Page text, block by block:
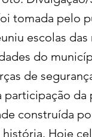
tomada pelo
escolas das
do
de
participação da
construída
Hoje